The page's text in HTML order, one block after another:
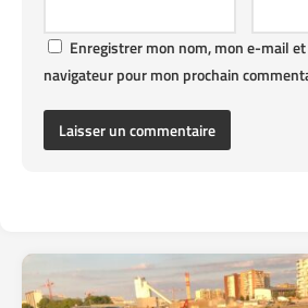
Enregistrer mon nom, mon e-mail
navigateur pour mon prochain